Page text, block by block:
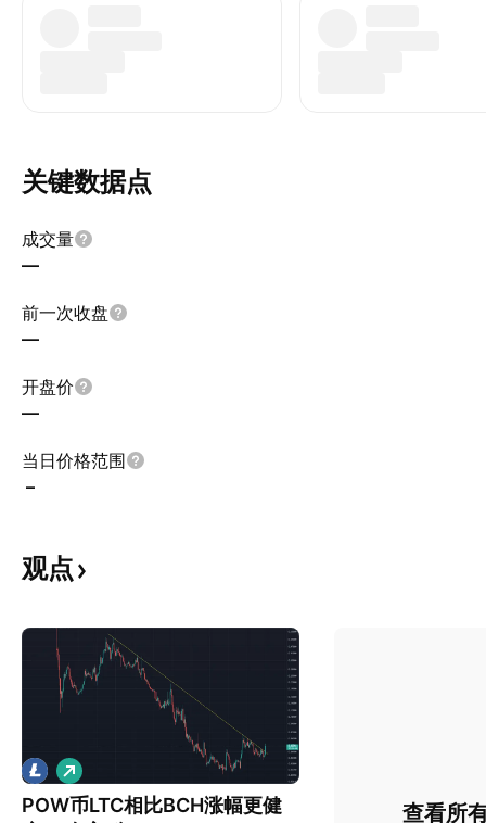
关键数据点
成交量
—
前一次收盘
—
开盘价
—
当日价格范围
–
观点
POW币LTC相比BCH涨幅更健
做
多
查看所